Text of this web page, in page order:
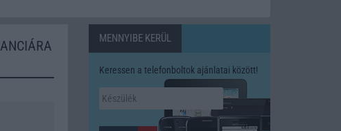
MENNYIBE KERÜL
Keressen a telefonboltok ajánlatai között!